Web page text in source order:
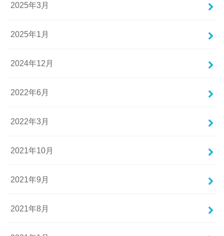
2025年3月
2025年1月
2024年12月
2022年6月
2022年3月
2021年10月
2021年9月
2021年8月